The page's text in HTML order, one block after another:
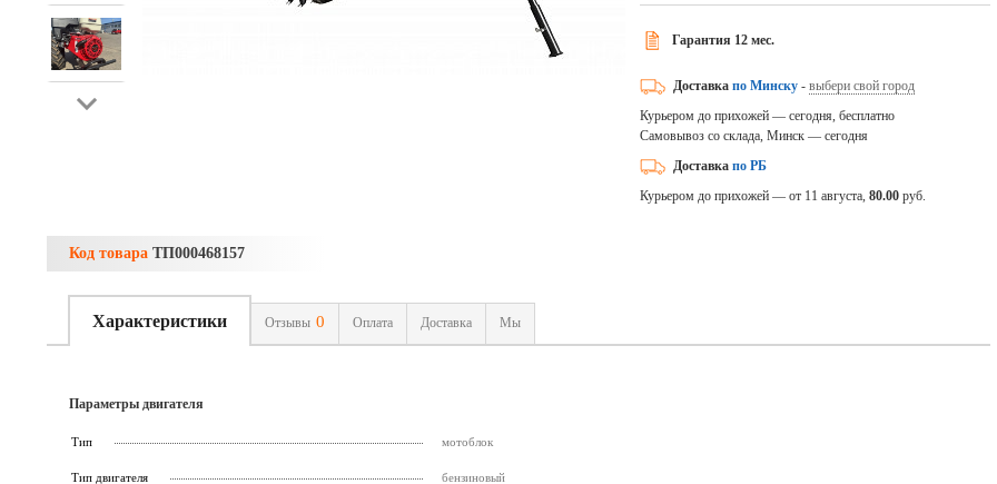
Гарантия 12 мес.
Доставка по Минску- выбери свой город
Курьером до прихожей — сегодня, бесплатно
Самовывоз со склада, Минск — сегодня
Доставка по РБ
Курьером до прихожей — от 11 августа, 80.00 руб.
Код товара ТП000468157
Характеристики Отзывы 0 Оплата Доставка Мы
Параметры двигателя
Тип мотоблок
Тип двигателя бензиновый